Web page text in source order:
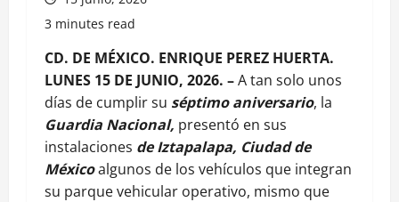
3 minutes read
CD. DE MÉXICO. ENRIQUE PEREZ HUERTA.
LUNES 15 DE JUNIO, 2026. –A tan solo unos
días de cumplir su séptimo aniversario, la
Guardia Nacional, presentó en sus
instalaciones de Iztapalapa, Ciudad de
Méxicoalgunos de los vehículos que integran
su parque vehicular operativo, mismo que